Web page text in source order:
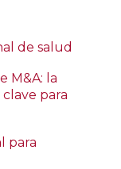
de salud
M&A: la
para
para